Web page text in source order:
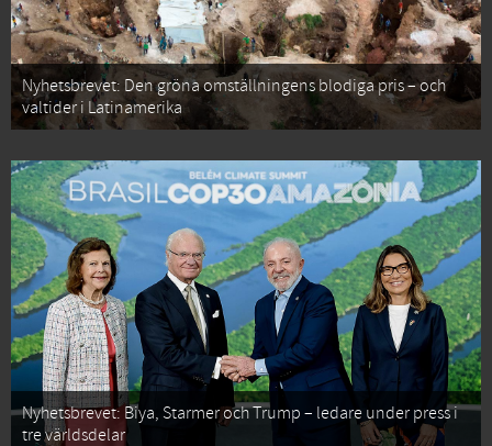
Nyhetsbrevet: Den gröna omställningens blodiga pris – och
valtider i Latinamerika
Nyhetsbrevet: Biya, Starmer och Trump – ledare under press i
tre världsdelar